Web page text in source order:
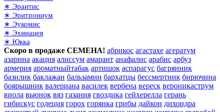
∗ Эрантис
∗ Эритрониум
∗ Эукомис
∗ Эхинацея
∗ Юкка
Скоро в продаже СЕМЕНА! абрикос агастахе агератум
азарина акация алиссум амарант анафалис арабис арбуз
армерия ароматныйтабак артишок аспарагус багрянник
базилик баклажан бальзамин бархатцы бессмертник бирючина
боярышник валериана василек вербена вереск вероникаструм
виола вьюнок вяз газания гвоздика гейхерелла герань
гибискус годеция горох горянка грибы дайкон дихондра